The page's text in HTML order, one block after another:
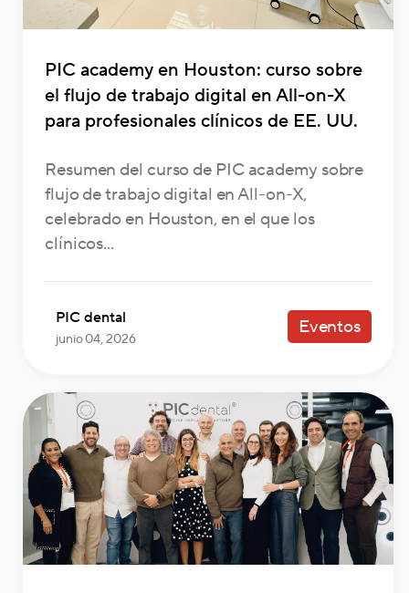
PIC academy en Houston: curso sobre
el flujo de trabajo digital en All-on-X
para profesionales clínicos de EE. UU.
Resumen del curso de PIC academy sobre
flujo de trabajo digital en All-on-X,
celebrado en Houston, en el que los
clínicos...
PIC dental
junio 04, 2026
Eventos